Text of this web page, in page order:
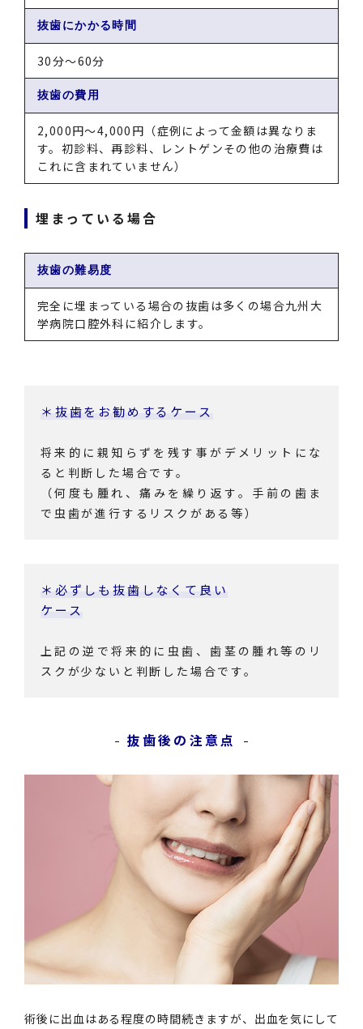
抜歯にかかる時間
30分～60分
抜歯の費用
2,000円～4,000円（症例によって金額は異なりま
す。初診料、再診料、レントゲンその他の治療費は
これに含まれていません）
埋まっている場合
抜歯の難易度
完全に埋まっている場合の抜歯は多くの場合九州大
学病院口腔外科に紹介します。
＊抜歯をお勧めするケース
将来的に親知らずを残す事がデメリットにな
ると判断した場合です。
（何度も腫れ、痛みを繰り返す。手前の歯ま
で虫歯が進行するリスクがある等）
＊必ずしも抜歯しなくて良い
ケース
上記の逆で将来的に虫歯、歯茎の腫れ等のリ
スクが少ないと判断した場合です。
抜歯後の注意点
術後に出血はある程度の時間続きますが、出血を気にして